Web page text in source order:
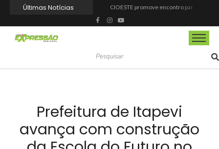
Últimas Notícias
Ferrari F355 do Anderson Dick é a mais nova atração do Parque Dream Car de São Roque (SP)
Fundação de Barueri amplia política de inclusão e lança novo projeto educacional
Projeto “O Samba da Casa 26” chega a Itapevi para valorizar a música autoral e fortalecer a cultura local
Prefeitura de Itapevi
avança com construção